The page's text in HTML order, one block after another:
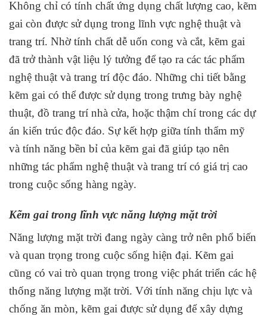
Không chỉ có tính chất ứng dụng chất lượng cao, kẽm
gai còn được sử dụng trong lĩnh vực nghệ thuật và
trang trí. Nhờ tính chất dễ uốn cong và cắt, kẽm gai
đã trở thành vật liệu lý tưởng để tạo ra các tác phẩm
nghệ thuật và trang trí độc đáo. Những chi tiết bằng
kẽm gai có thể được sử dụng trong trưng bày nghệ
thuật, đồ trang trí nhà cửa, hoặc thậm chí trong các dự
án kiến trúc độc đáo. Sự kết hợp giữa tính thẩm mỹ
và tính năng bền bỉ của kẽm gai đã giúp tạo nên
những tác phẩm nghệ thuật và trang trí có giá trị cao
trong cuộc sống hàng ngày.
Kẽm gai trong lĩnh vực năng lượng mặt trời
Năng lượng mặt trời đang ngày càng trở nên phổ biến
và quan trọng trong cuộc sống hiện đại. Kẽm gai
cũng có vai trò quan trọng trong việc phát triển các hệ
thống năng lượng mặt trời. Với tính năng chịu lực và
chống ăn mòn, kẽm gai được sử dụng để xây dựng